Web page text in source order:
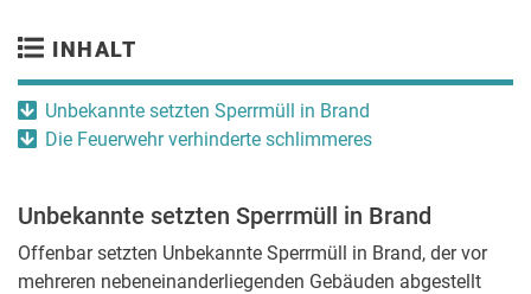
INHALT
Unbekannte setzten Sperrmüll in Brand
Die Feuerwehr verhinderte schlimmeres
Unbekannte setzten Sperrmüll in Brand
Offenbar setzten Unbekannte Sperrmüll in Brand, der vor
mehreren nebeneinanderliegenden Gebäuden abgestellt